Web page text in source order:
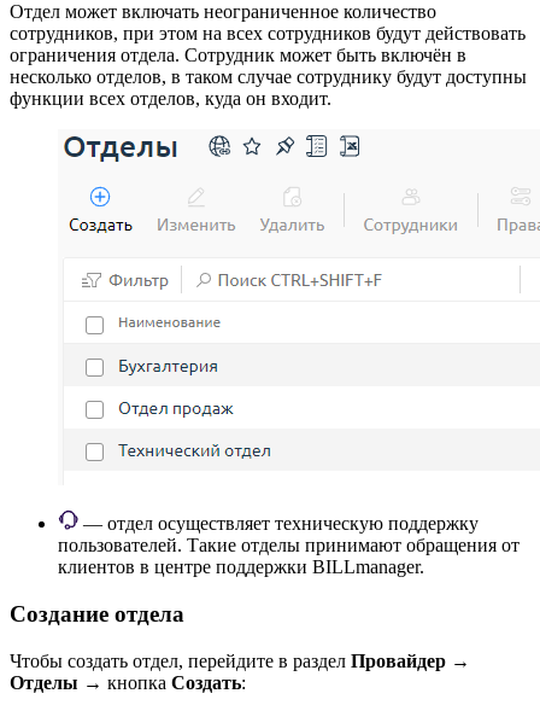
Отдел может включать неограниченное количество
сотрудников, при этом на всех сотрудников будут действовать
ограничения отдела. Сотрудник может быть включён в
несколько отделов, в таком случае сотруднику будут доступны
функции всех отделов, куда он входит.
— отдел осуществляет техническую поддержку
пользователей. Такие отделы принимают обращения от
клиентов в центре поддержки BILLmanager.
Создание отдела
Чтобы создать отдел, перейдите в раздел Провайдер →
Отделы → кнопка Создать: